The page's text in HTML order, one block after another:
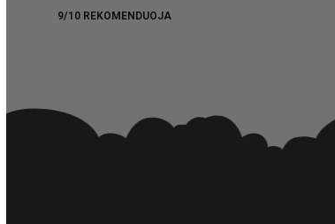
9/10 REKOMENDUOJA